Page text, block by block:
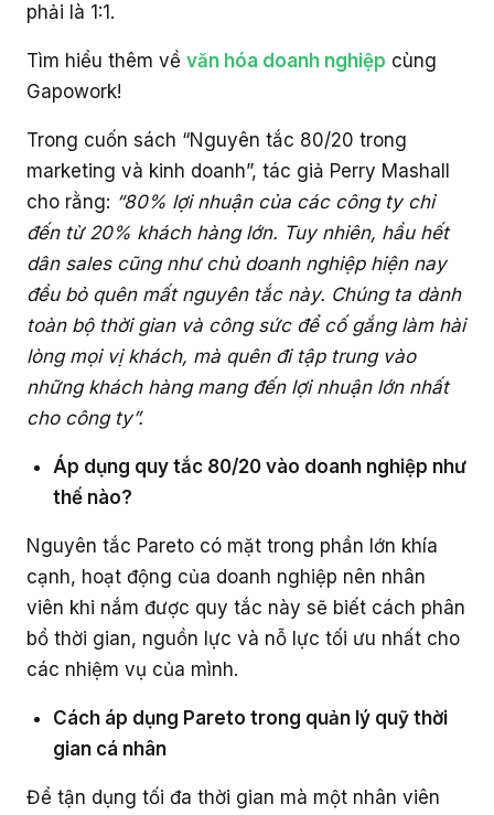
phải là 1:1.
Tìm hiểu thêm về văn hóa doanh nghiệp cùng
Gapowork!
Trong cuốn sách “Nguyên tắc 80/20 trong
marketing và kinh doanh”, tác giả Perry Mashall
cho rằng: “80% lợi nhuận của các công ty chỉ
đến từ 20% khách hàng lớn. Tuy nhiên, hầu hết
dân sales cũng như chủ doanh nghiệp hiện nay
đều bỏ quên mất nguyên tắc này. Chúng ta dành
toàn bộ thời gian và công sức để cố gắng làm hài
lòng mọi vị khách, mà quên đi tập trung vào
những khách hàng mang đến lợi nhuận lớn nhất
cho công ty”.
Áp dụng quy tắc 80/20 vào doanh nghiệp như
thế nào?
Nguyên tắc Pareto có mặt trong phần lớn khía
cạnh, hoạt động của doanh nghiệp nên nhân
viên khi nắm được quy tắc này sẽ biết cách phân
bổ thời gian, nguồn lực và nỗ lực tối ưu nhất cho
các nhiệm vụ của mình.
Cách áp dụng Pareto trong quản lý quỹ thời
gian cá nhân
Để tận dụng tối đa thời gian mà một nhân viên